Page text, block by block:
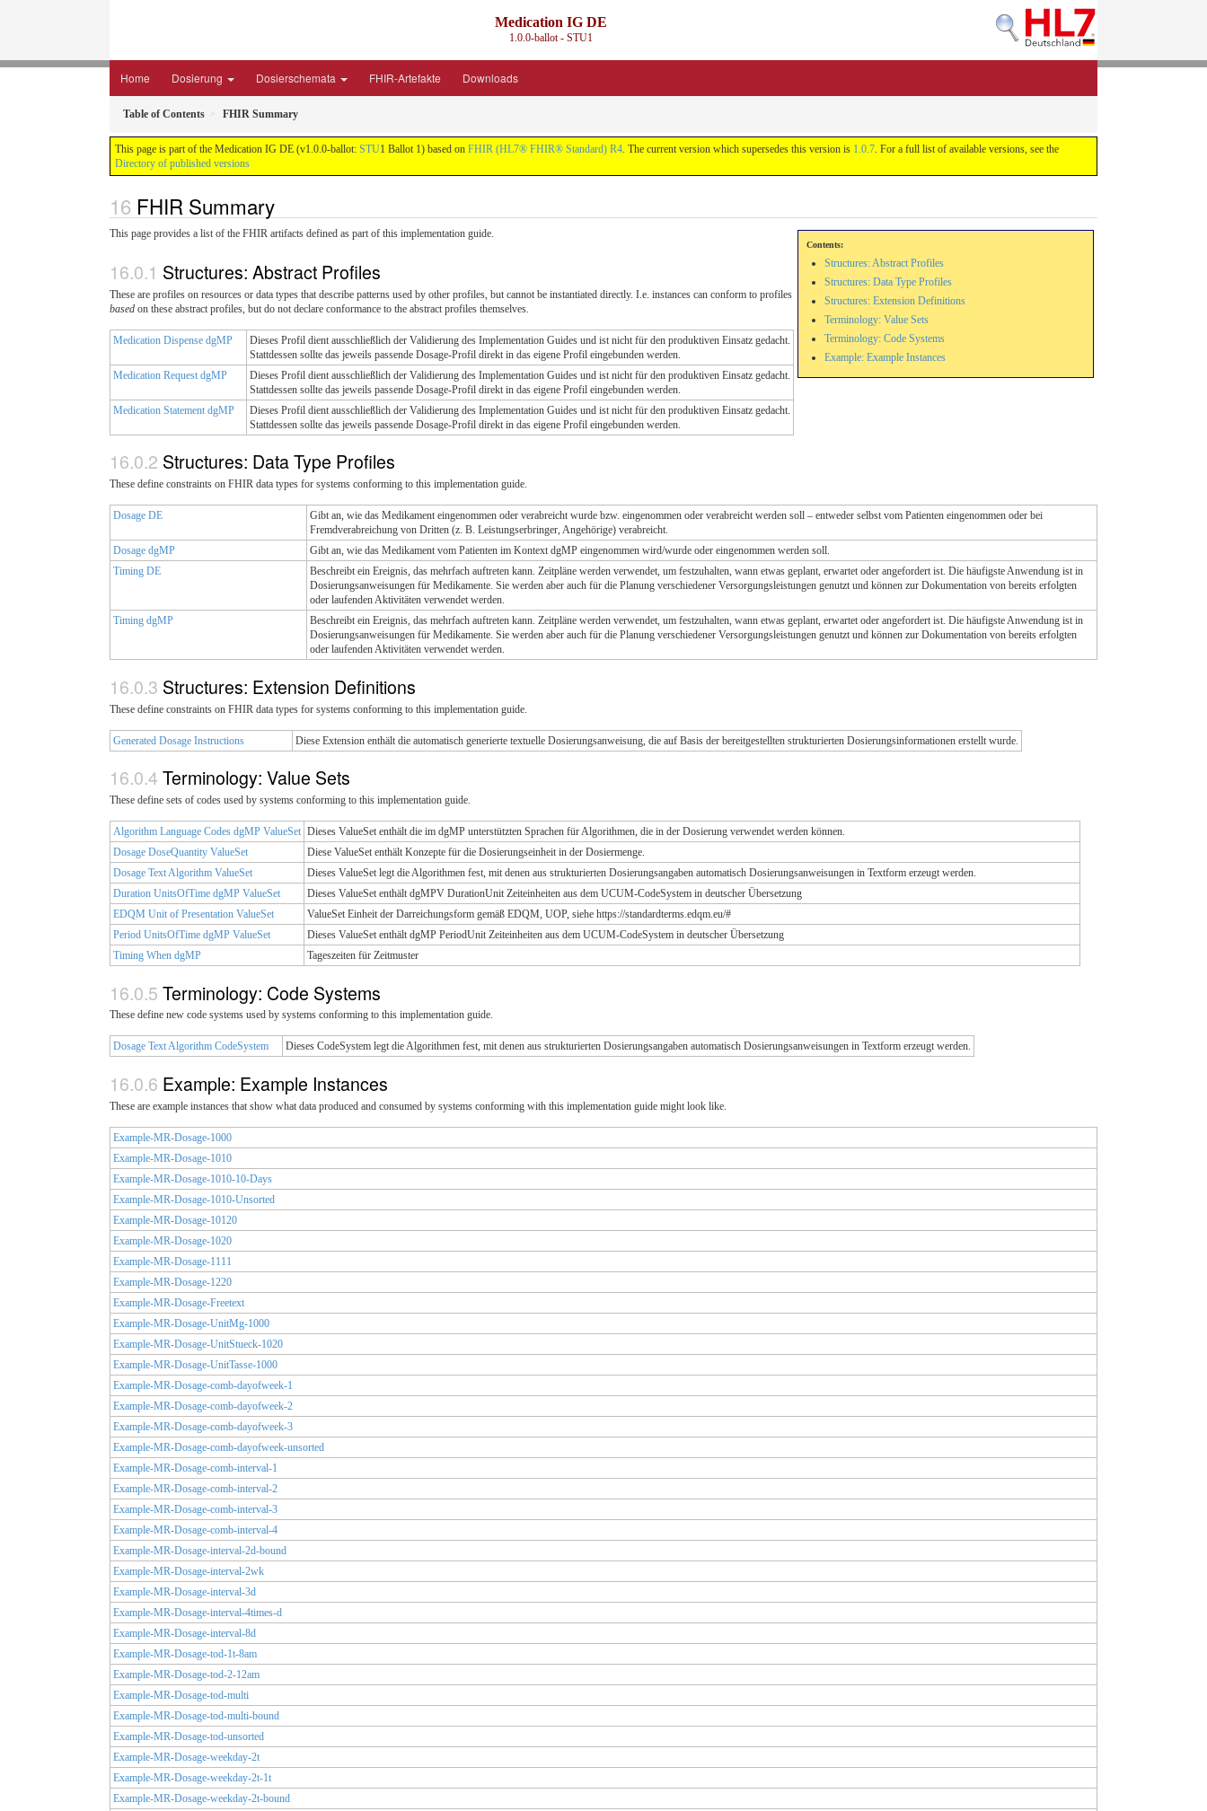
Medication IG DE
1.0.0-ballot - STU1
Home Dosierung Dosierschemata FHIR-Artefakte Downloads
Table of Contents FHIR Summary
This page is part of the Medication IG DE (v1.0.0-ballot: STU1 Ballot 1) based on FHIR (HL7® FHIR® Standard) R4. The current version which supersedes this version is 1.0.7. For a full list of available versions, see the
Directory of published versions
FHIR Summary
Contents:
Structures: Abstract Profiles
Structures: Data Type Profiles
Structures: Extension Definitions
Terminology: Value Sets
Terminology: Code Systems
Example: Example Instances
This page provides a list of the FHIR artifacts defined as part of this implementation guide.
Structures: Abstract Profiles
These are profiles on resources or data types that describe patterns used by other profiles, but cannot be instantiated directly. I.e. instances can conform to profiles
based on these abstract profiles, but do not declare conformance to the abstract profiles themselves.
Medication Dispense dgMP
Dieses Profil dient ausschließlich der Validierung des Implementation Guides und ist nicht für den produktiven Einsatz gedacht.
Stattdessen sollte das jeweils passende Dosage-Profil direkt in das eigene Profil eingebunden werden.
Medication Request dgMP
Dieses Profil dient ausschließlich der Validierung des Implementation Guides und ist nicht für den produktiven Einsatz gedacht.
Stattdessen sollte das jeweils passende Dosage-Profil direkt in das eigene Profil eingebunden werden.
Medication Statement dgMP
Dieses Profil dient ausschließlich der Validierung des Implementation Guides und ist nicht für den produktiven Einsatz gedacht.
Stattdessen sollte das jeweils passende Dosage-Profil direkt in das eigene Profil eingebunden werden.
Structures: Data Type Profiles
These define constraints on FHIR data types for systems conforming to this implementation guide.
Dosage DE
Gibt an, wie das Medikament eingenommen oder verabreicht wurde bzw. eingenommen oder verabreicht werden soll – entweder selbst vom Patienten eingenommen oder bei
Fremdverabreichung von Dritten (z. B. Leistungserbringer, Angehörige) verabreicht.
Dosage dgMP
Gibt an, wie das Medikament vom Patienten im Kontext dgMP eingenommen wird/wurde oder eingenommen werden soll.
Timing DE
Beschreibt ein Ereignis, das mehrfach auftreten kann. Zeitpläne werden verwendet, um festzuhalten, wann etwas geplant, erwartet oder angefordert ist. Die häufigste Anwendung ist in
Dosierungsanweisungen für Medikamente. Sie werden aber auch für die Planung verschiedener Versorgungsleistungen genutzt und können zur Dokumentation von bereits erfolgten
oder laufenden Aktivitäten verwendet werden.
Timing dgMP
Beschreibt ein Ereignis, das mehrfach auftreten kann. Zeitpläne werden verwendet, um festzuhalten, wann etwas geplant, erwartet oder angefordert ist. Die häufigste Anwendung ist in
Dosierungsanweisungen für Medikamente. Sie werden aber auch für die Planung verschiedener Versorgungsleistungen genutzt und können zur Dokumentation von bereits erfolgten
oder laufenden Aktivitäten verwendet werden.
Structures: Extension Definitions
These define constraints on FHIR data types for systems conforming to this implementation guide.
Generated Dosage Instructions Diese Extension enthält die automatisch generierte textuelle Dosierungsanweisung, die auf Basis der bereitgestellten strukturierten Dosierungsinformationen erstellt wurde.
Terminology: Value Sets
These define sets of codes used by systems conforming to this implementation guide.
Algorithm Language Codes dgMP ValueSet Dieses ValueSet enthält die im dgMP unterstützten Sprachen für Algorithmen, die in der Dosierung verwendet werden können.
Dosage DoseQuantity ValueSet
Diese ValueSet enthält Konzepte für die Dosierungseinheit in der Dosiermenge.
Dosage Text Algorithm ValueSet
Dieses ValueSet legt die Algorithmen fest, mit denen aus strukturierten Dosierungsangaben automatisch Dosierungsanweisungen in Textform erzeugt werden.
Duration UnitsOfTime dgMP ValueSet
Dieses ValueSet enthält dgMPV DurationUnit Zeiteinheiten aus dem UCUM-CodeSystem in deutscher Übersetzung
EDQM Unit of Presentation ValueSet
ValueSet Einheit der Darreichungsform gemäß EDQM, UOP, siehe https://standardterms.edqm.eu/#
Period UnitsOfTime dgMP ValueSet
Dieses ValueSet enthält dgMP PeriodUnit Zeiteinheiten aus dem UCUM-CodeSystem in deutscher Übersetzung
Timing When dgMP
Tageszeiten für Zeitmuster
Terminology: Code Systems
These define new code systems used by systems conforming to this implementation guide.
Dosage Text Algorithm CodeSystem Dieses CodeSystem legt die Algorithmen fest, mit denen aus strukturierten Dosierungsangaben automatisch Dosierungsanweisungen in Textform erzeugt werden.
Example: Example Instances
These are example instances that show what data produced and consumed by systems conforming with this implementation guide might look like.
Example-MR-Dosage-1000
Example-MR-Dosage-1010
Example-MR-Dosage-1010-10-Days
Example-MR-Dosage-1010-Unsorted
Example-MR-Dosage-10120
Example-MR-Dosage-1020
Example-MR-Dosage-1111
Example-MR-Dosage-1220
Example-MR-Dosage-Freetext
Example-MR-Dosage-UnitMg-1000
Example-MR-Dosage-UnitStueck-1020
Example-MR-Dosage-UnitTasse-1000
Example-MR-Dosage-comb-dayofweek-1
Example-MR-Dosage-comb-dayofweek-2
Example-MR-Dosage-comb-dayofweek-3
Example-MR-Dosage-comb-dayofweek-unsorted
Example-MR-Dosage-comb-interval-1
Example-MR-Dosage-comb-interval-2
Example-MR-Dosage-comb-interval-3
Example-MR-Dosage-comb-interval-4
Example-MR-Dosage-interval-2d-bound
Example-MR-Dosage-interval-2wk
Example-MR-Dosage-interval-3d
Example-MR-Dosage-interval-4times-d
Example-MR-Dosage-interval-8d
Example-MR-Dosage-tod-1t-8am
Example-MR-Dosage-tod-2-12am
Example-MR-Dosage-tod-multi
Example-MR-Dosage-tod-multi-bound
Example-MR-Dosage-tod-unsorted
Example-MR-Dosage-weekday-2t
Example-MR-Dosage-weekday-2t-1t
Example-MR-Dosage-weekday-2t-bound